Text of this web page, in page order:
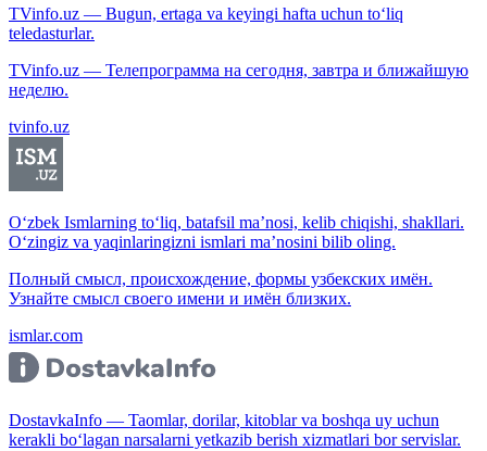
TVinfo.uz — Bugun, ertaga va keyingi hafta uchun to‘liq
teledasturlar.
TVinfo.uz — Телепрограмма на сегодня, завтра и ближайшую
неделю.
tvinfo.uz
O‘zbek Ismlarning to‘liq, batafsil ma’nosi, kelib chiqishi, shakllari.
O‘zingiz va yaqinlaringizni ismlari ma’nosini bilib oling.
Полный смысл, происхождение, формы узбекских имён.
Узнайте смысл своего имени и имён близких.
ismlar.com
DostavkaInfo — Taomlar, dorilar, kitoblar va boshqa uy uchun
kerakli bo‘lagan narsalarni yetkazib berish xizmatlari bor servislar.